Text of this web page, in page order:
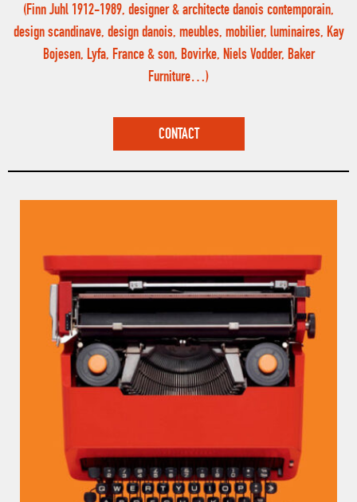
(Finn Juhl 1912-1989, designer & architecte danois contemporain,
design scandinave, design danois, meubles, mobilier, luminaires, Kay
Bojesen, Lyfa, France & son, Bovirke, Niels Vodder, Baker
Furniture…)
CONTACT